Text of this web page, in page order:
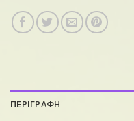
ΠΕΡΙΓΡΑΦΗ